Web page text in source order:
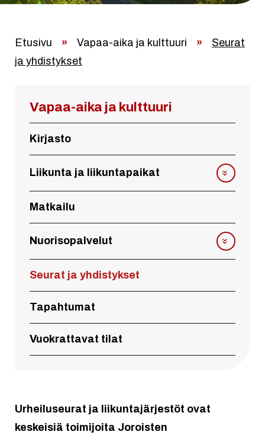
Etusivu » Vapaa-aika ja kulttuuri »
Seurat
ja yhdistykset
Vapaa-aika ja kulttuuri
Kirjasto
Liikunta ja liikuntapaikat
Matkailu
Nuorisopalvelut
Seurat ja yhdistykset
Tapahtumat
Vuokrattavat tilat
Urheiluseurat ja liikuntajärjestöt ovat
keskeisiä toimijoita Joroisten